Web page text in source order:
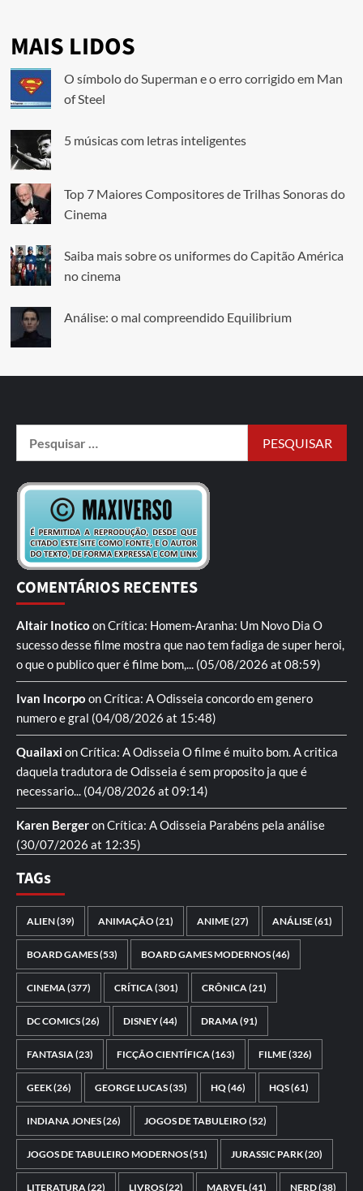
MAIS LIDOS
O símbolo do Superman e o erro corrigido em Man
of Steel
5 músicas com letras inteligentes
Top 7 Maiores Compositores de Trilhas Sonoras do
Cinema
Saiba mais sobre os uniformes do Capitão América
no cinema
Análise: o mal compreendido Equilibrium
COMENTÁRIOS RECENTES
Altair Inotico onCrítica: Homem-Aranha: Um Novo Dia O
sucesso desse filme mostra que nao tem fadiga de super heroi,
o que o publico quer é filme bom,... (05/08/2026 at 08:59)
Ivan Incorpo onCrítica: A Odisseia concordo em genero
numero e gral (04/08/2026 at 15:48)
QuailaxionCrítica: A Odisseia O filme é muito bom. A critica
daquela tradutora de Odisseia é sem proposito ja que é
necessario... (04/08/2026 at 09:14)
Karen BergeronCrítica: A Odisseia Parabéns pela análise
(30/07/2026 at 12:35)
TAGs
ALIEN(39) ANIMAÇÃO(21) ANIME(27) ANÁLISE(61)
BOARD GAMES(53) BOARD GAMES MODERNOS(46)
CINEMA(377) CRÍTICA(301) CRÔNICA(21)
DC COMICS(26) DISNEY(44) DRAMA(91)
FANTASIA(23) FICÇÃO CIENTÍFICA(163) FILME(326)
GEEK(26) GEORGE LUCAS(35) HQ(46) HQS(61)
INDIANA JONES(26) JOGOS DE TABULEIRO(52)
JOGOS DE TABULEIRO MODERNOS(51) JURASSIC PARK(20)
LITERATURA(22) LIVROS(22) MARVEL(41) NERD(38)